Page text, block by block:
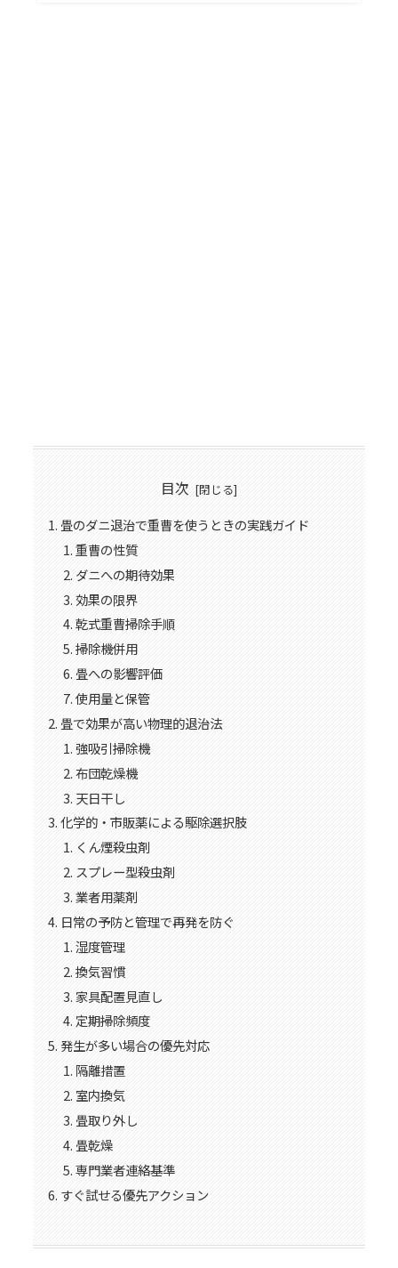
目次
畳のダニ退治で重曹を使うときの実践ガイド
重曹の性質
ダニへの期待効果
効果の限界
乾式重曹掃除手順
掃除機併用
畳への影響評価
使用量と保管
畳で効果が高い物理的退治法
強吸引掃除機
布団乾燥機
天日干し
化学的・市販薬による駆除選択肢
くん煙殺虫剤
スプレー型殺虫剤
業者用薬剤
日常の予防と管理で再発を防ぐ
湿度管理
換気習慣
家具配置見直し
定期掃除頻度
発生が多い場合の優先対応
隔離措置
室内換気
畳取り外し
畳乾燥
専門業者連絡基準
すぐ試せる優先アクション